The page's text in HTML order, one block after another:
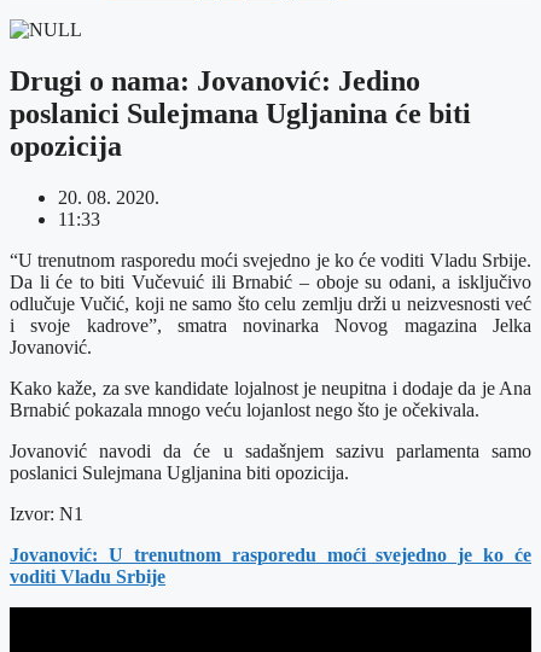
Drugi o nama: Jovanović: Jedino
poslanici Sulejmana Ugljanina će biti
opozicija
20. 08. 2020.
11:33
“U trenutnom rasporedu moći svejedno je ko će voditi Vladu Srbije.
Da li će to biti Vučevuić ili Brnabić – oboje su odani, a isključivo
odlučuje Vučić, koji ne samo što celu zemlju drži u neizvesnosti već
i svoje kadrove”, smatra novinarka Novog magazina Jelka
Jovanović.
Kako kaže, za sve kandidate lojalnost je neupitna i dodaje da je Ana
Brnabić pokazala mnogo veću lojanlost nego što je očekivala.
Jovanović navodi da će u sadašnjem sazivu parlamenta samo
poslanici Sulejmana Ugljanina biti opozicija.
Izvor: N1
Jovanović: U trenutnom rasporedu moći svejedno je ko će
voditi Vladu Srbije